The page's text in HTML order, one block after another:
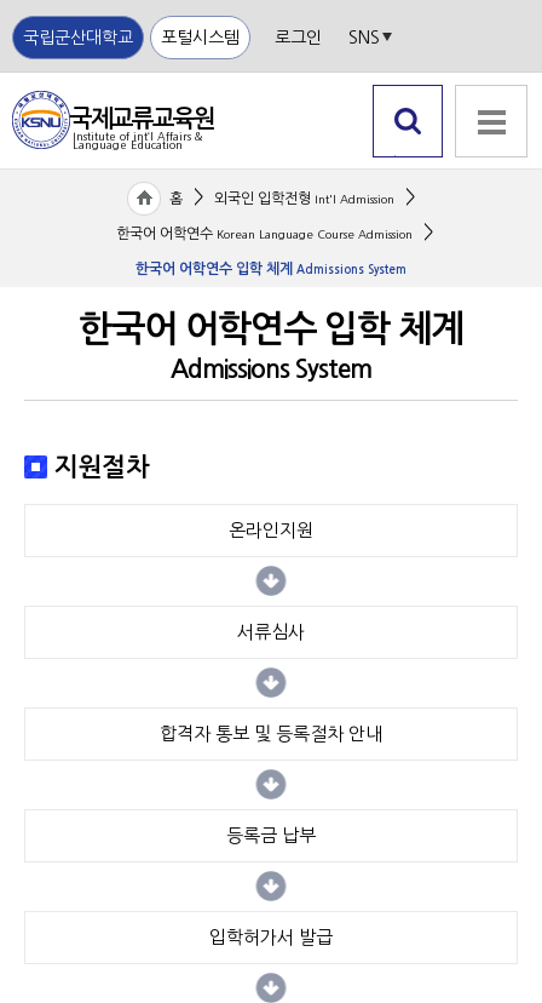
국립군산대학교 포털시스템 로그인 SNS
전체메뉴
국제교류교육원
Institute of int‘l Affairs &
Language Education
홈 > 외국인 입학전형 Int'l Admission >
한국어 어학연수 Korean Language Course Admission >
한국어 어학연수 입학 체계 Admissions System
한국어 어학연수 입학 체계
Admissions System
지원절차
온라인지원
서류심사
합격자 통보 및 등록절차 안내
등록금 납부
입학허가서 발급